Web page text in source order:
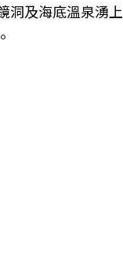
洞及海底溫泉湧上